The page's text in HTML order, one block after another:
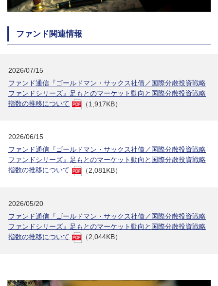
ファンド関連情報
2026/07/15
ファンド通信『ゴールドマン・サックス社債／国際分散投資戦略
ファンドシリーズ』足もとのマーケット動向と国際分散投資戦略
指数の推移について
（1,917KB）
2026/06/15
ファンド通信『ゴールドマン・サックス社債／国際分散投資戦略
ファンドシリーズ』足もとのマーケット動向と国際分散投資戦略
指数の推移について
（2,081KB）
2026/05/20
ファンド通信『ゴールドマン・サックス社債／国際分散投資戦略
ファンドシリーズ』足もとのマーケット動向と国際分散投資戦略
指数の推移について
（2,044KB）